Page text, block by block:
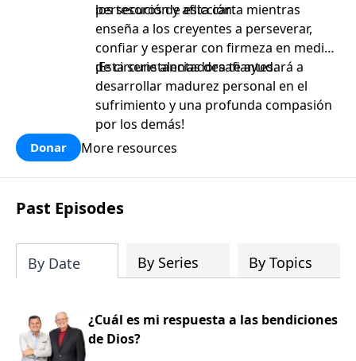
persecución y aflicción.
los tesoros de esta carta mientras
enseña a los creyentes a perseverar,
confiar y esperar con firmeza en medio
de circunstancias desafiantes.
¡Esta serie alentadora te ayudará a
desarrollar madurez personal en el
sufrimiento y una profunda compasión
por los demás!
Donar More resources
Past Episodes
By Date By Series By Topics
¿Cuál es mi respuesta a las bendiciones
de Dios?